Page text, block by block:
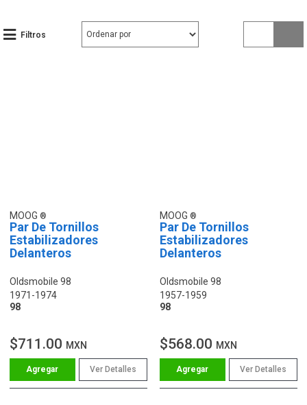
Filtros
MOOG
Par De Tornillos
Estabilizadores
Delanteros
Oldsmobile 98
1971-1974
98
$711.00 MXN
Ver Detalles
MOOG
Par De Tornillos
Estabilizadores
Delanteros
Oldsmobile 98
1957-1959
98
$568.00 MXN
Ver Detalles